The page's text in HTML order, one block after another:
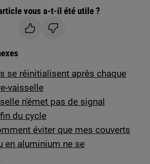
vous a-t-il été utile ?
se réinitialisent après chaque
vaisselle
n'émet pas de signal
du cycle
éviter que mes couverts
en aluminium ne se